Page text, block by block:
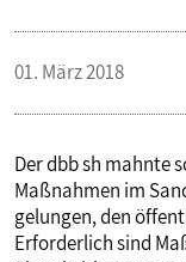
TERMINE &
01. März 2018
Der dbb sh mahnte
Maßnahmen im
gelungen, den
Erforderlich sind